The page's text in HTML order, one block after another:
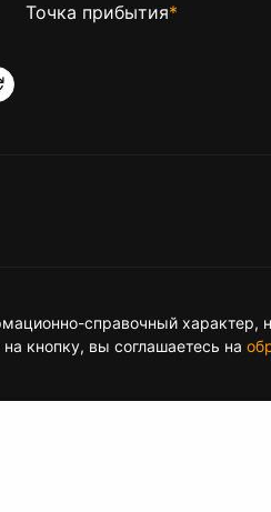
Точка прибытия*
справочный характер,
кнопку, вы соглашаетесь на